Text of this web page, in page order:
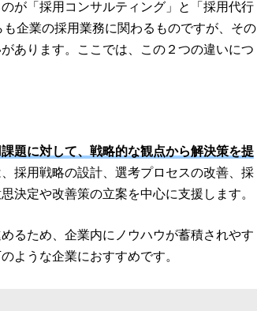
が「採用コンサルティング」と「採用代行
企業の採用業務に関わるものですが、その
あります。ここでは、この２つの違いにつ
題に対して、戦略的な観点から解決策を提
採用戦略の設計、選考プロセスの改善、採
決定や改善策の立案を中心に支援します。
るため、企業内にノウハウが蓄積されやす
ような企業におすすめです。